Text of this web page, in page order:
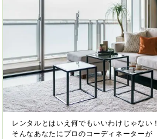
レンタルとはいえ何でもいいわけじゃない！
そんなあなたにプロのコーディネーターが